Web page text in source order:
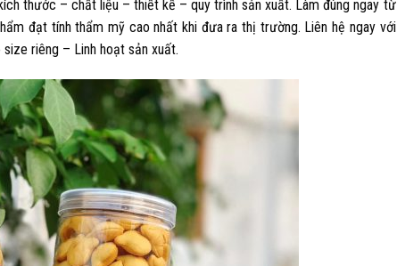
thước – chất liệu – thiết kế – quy trình sản xuất. Làm đúng ngay từ
đạt tính thẩm mỹ cao nhất khi đưa ra thị trường. Liên hệ ngay với
riêng – Linh hoạt sản xuất.